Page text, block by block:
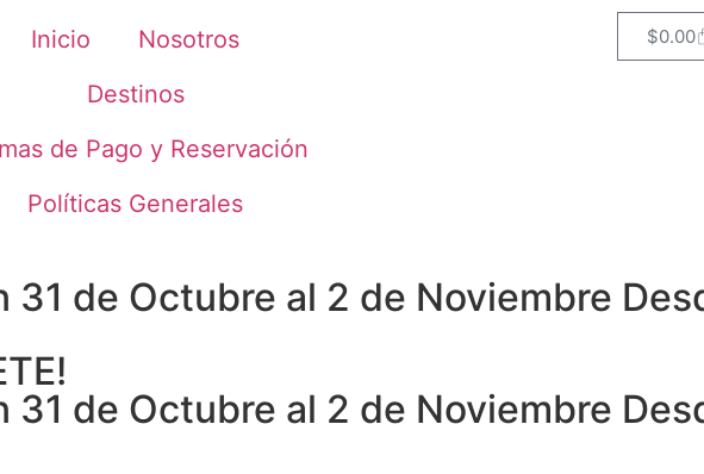
Inicio
Nosotros
Destinos
de Pago y Reservación
Políticas Generales
$0.00
31 de Octubre al 2 de Noviembre
31 de Octubre al 2 de Noviembre